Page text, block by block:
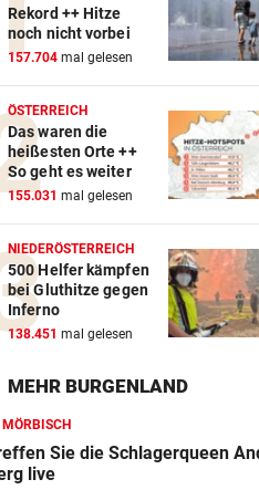
Rekord ++ Hitze
noch nicht vorbei
157.704 mal gelesen
ÖSTERREICH
Das waren die
heißesten Orte ++
So geht es weiter
155.031 mal gelesen
NIEDERÖSTERREICH
500 Helfer kämpfen
bei Gluthitze gegen
Inferno
138.451 mal gelesen
MEHR BURGENLAND
MÖRBISCH
Sie die Schlagerqueen
live